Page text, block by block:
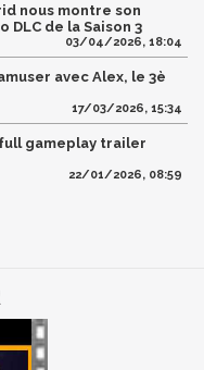
nous montre son
de la Saison 3
03/04/2026, 18:04
avec Alex, le 3è
17/03/2026, 15:34
gameplay trailer
22/01/2026, 08:59